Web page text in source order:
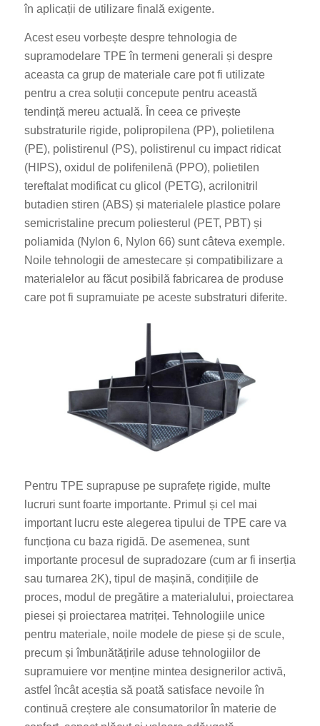
în aplicații de utilizare finală exigente.
Acest eseu vorbește despre tehnologia de
supramodelare TPE în termeni generali și despre
aceasta ca grup de materiale care pot fi utilizate
pentru a crea soluții concepute pentru această
tendință mereu actuală. În ceea ce privește
substraturile rigide, polipropilena (PP), polietilena
(PE), polistirenul (PS), polistirenul cu impact ridicat
(HIPS), oxidul de polifenilenă (PPO), polietilen
tereftalat modificat cu glicol (PETG), acrilonitril
butadien stiren (ABS) și materialele plastice polare
semicristaline precum poliesterul (PET, PBT) și
poliamida (Nylon 6, Nylon 66) sunt câteva exemple.
Noile tehnologii de amestecare și compatibilizare a
materialelor au făcut posibilă fabricarea de produse
care pot fi supramuiate pe aceste substraturi diferite.
Pentru TPE suprapuse pe suprafețe rigide, multe
lucruri sunt foarte importante. Primul și cel mai
important lucru este alegerea tipului de TPE care va
funcționa cu baza rigidă. De asemenea, sunt
importante procesul de supradozare (cum ar fi inserția
sau turnarea 2K), tipul de mașină, condițiile de
proces, modul de pregătire a materialului, proiectarea
piesei și proiectarea matriței. Tehnologiile unice
pentru materiale, noile modele de piese și de scule,
precum și îmbunătățirile aduse tehnologiilor de
supramuiere vor menține mintea designerilor activă,
astfel încât aceștia să poată satisface nevoile în
continuă creștere ale consumatorilor în materie de